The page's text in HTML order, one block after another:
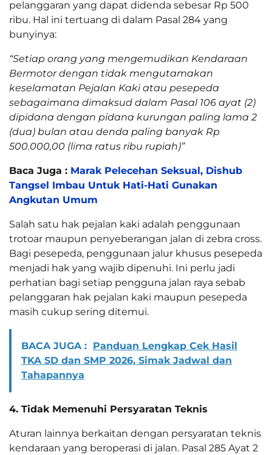
pelanggaran yang dapat didenda sebesar Rp 500
ribu. Hal ini tertuang di dalam Pasal 284 yang
bunyinya:
“Setiap orang yang mengemudikan Kendaraan
Bermotor dengan tidak mengutamakan
keselamatan Pejalan Kaki atau pesepeda
sebagaimana dimaksud dalam Pasal 106 ayat (2)
dipidana dengan pidana kurungan paling lama 2
(dua) bulan atau denda paling banyak Rp
500.000,00 (lima ratus ribu rupiah)”
Baca Juga : Marak Pelecehan Seksual, Dishub
Tangsel Imbau Untuk Hati-Hati Gunakan
Angkutan Umum
Salah satu hak pejalan kaki adalah penggunaan
trotoar maupun penyeberangan jalan di zebra cross.
Bagi pesepeda, penggunaan jalur khusus pesepeda
menjadi hak yang wajib dipenuhi. Ini perlu jadi
perhatian bagi setiap pengguna jalan raya sebab
pelanggaran hak pejalan kaki maupun pesepeda
masih cukup sering ditemui.
BACA JUGA : Panduan Lengkap Cek Hasil
TKA SD dan SMP 2026, Simak Jadwal dan
Tahapannya
4. Tidak Memenuhi Persyaratan Teknis
Aturan lainnya berkaitan dengan persyaratan teknis
kendaraan yang beroperasi di jalan. Pasal 285 Ayat 2